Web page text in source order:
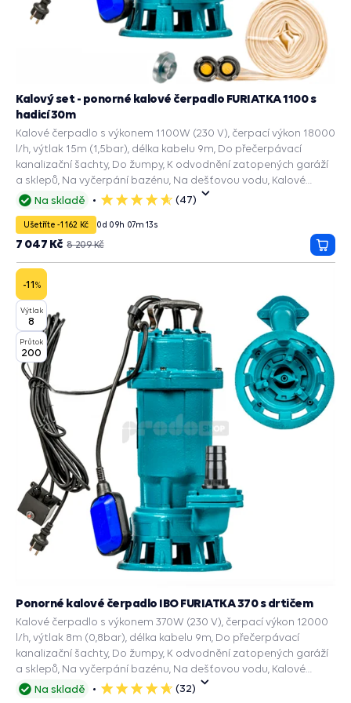
Na skladě
5
(47)
Kalový set - ponorné kalové čerpadlo FURIATKA 1100 s
hadicí 30m
Kalové čerpadlo s výkonem 1100W (230 V), čerpací výkon 18000
l/h, výtlak 15m (1,5bar), délka kabelu 9m, Do přečerpávací
kanalizační šachty, Do žumpy, K odvodnění zatopených garáží
a sklepů, Na vyčerpání bazénu, Na dešťovou vodu, Kalové
čerpadlo septik.
Ušetříte -1 162 Kč 0d 09h 07m 11s
8 209 Kč
7 047 Kč
do
-11%
Výtlak
8
Průtok
200
Na skladě
5
(32)
Ponorné kalové čerpadlo IBO FURIATKA 370 s drtičem
Kalové čerpadlo s výkonem 370W (230 V), čerpací výkon 12000
l/h, výtlak 8m (0,8bar), délka kabelu 9m, Do přečerpávací
kanalizační šachty, Do žumpy, K odvodnění zatopených garáží
a sklepů, Na vyčerpání bazénu, Na dešťovou vodu, Kalové
čerpadlo septik.